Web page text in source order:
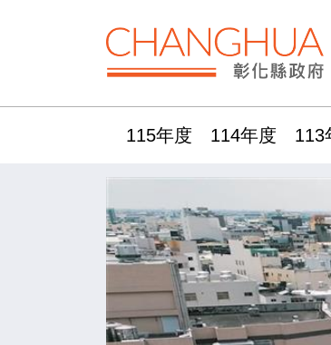
115年度 114年度 113